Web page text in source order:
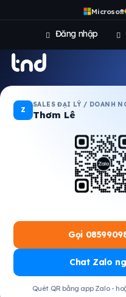
Microsoft
Đăng nhập
Z
SALES ĐẠI LÝ / DOANH
Thơm Lê
Gọi
Chat Zalo
Quét QR bằng app Zalo -